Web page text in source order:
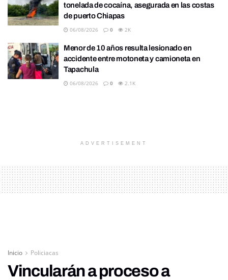
tonelada de cocaína, asegurada en las costas
de puerto Chiapas
06/08/2026 0 2K
Menor de 10 años resulta lesionado en
accidente entre motoneta y camioneta en
Tapachula
06/08/2026 0 2.1K
ADVERTISEMENT
Inicio Policiacas
Vincularán a proceso a